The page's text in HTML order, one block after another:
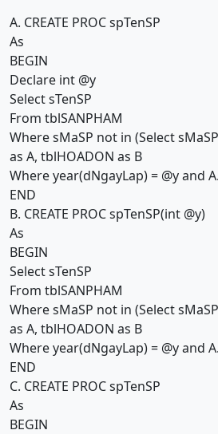
A. CREATE PROC spTenSP
As
BEGIN
Declare int @y
Select sTenSP
From tblSANPHAM
Where sMaSP not in (Select
as A, tblHOADON as B
Where year(dNgayLap) = @y and
END
B. CREATE PROC spTenSP(int @y)
As
BEGIN
Select sTenSP
From tblSANPHAM
Where sMaSP not in (Select
as A, tblHOADON as B
Where year(dNgayLap) = @y and
END
C. CREATE PROC spTenSP
As
BEGIN